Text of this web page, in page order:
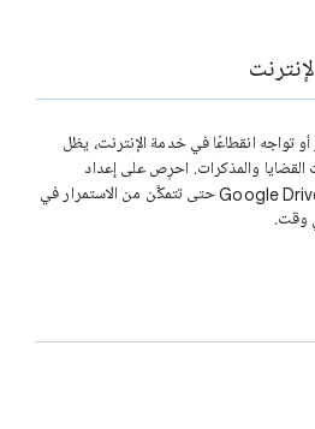
تواجه انقطاعًا في خدمة الإنترنت، يظل
القضايا والمذكرات. احرِص على إعداد
الوصول بلا إنترنت في Google Drive حتى تتمكَّن من الاستمرار في
وقت.